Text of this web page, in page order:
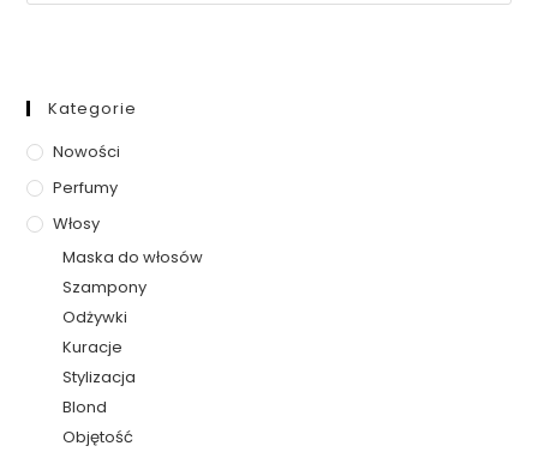
Kategorie
Nowości
Perfumy
Włosy
Maska do włosów
Szampony
Odżywki
Kuracje
Stylizacja
Blond
Objętość